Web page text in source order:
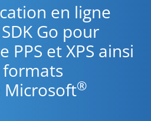
en ligne
Go pour
et XPS ainsi
Microsoft®